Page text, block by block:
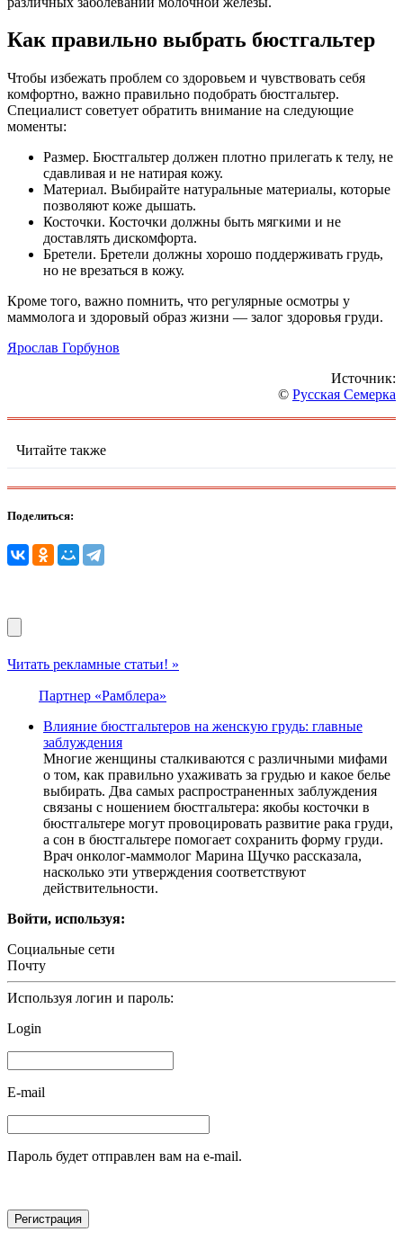
Как правильно выбрать бюстгальтер
Чтобы избежать проблем со здоровьем и чувствовать себя
комфортно, важно правильно подобрать бюстгальтер.
Специалист советует обратить внимание на следующие
моменты:
Размер. Бюстгальтер должен плотно прилегать к телу, не
сдавливая и не натирая кожу.
Материал. Выбирайте натуральные материалы, которые
позволяют коже дышать.
Косточки. Косточки должны быть мягкими и не
доставлять дискомфорта.
Бретели. Бретели должны хорошо поддерживать грудь,
но не врезаться в кожу.
Кроме того, важно помнить, что регулярные осмотры у
маммолога и здоровый образ жизни — залог здоровья груди.
Ярослав Горбунов
Источник:
© Русская Семерка
Читайте также
Поделиться:
Читать рекламные статьи! »
Партнер «Рамблера»
Влияние бюстгальтеров на женскую грудь: главные
заблуждения
Многие женщины сталкиваются с различными мифами
о том, как правильно ухаживать за грудью и какое белье
выбирать. Два самых распространенных заблуждения
связаны с ношением бюстгальтера: якобы косточки в
бюстгальтере могут провоцировать развитие рака груди,
а сон в бюстгальтере помогает сохранить форму груди.
Врач онколог-маммолог Марина Щучко рассказала,
насколько эти утверждения соответствуют
действительности.
Войти, используя:
Социальные сети
Почту
Используя логин и пароль:
Login
E-mail
Пароль будет отправлен вам на e-mail.